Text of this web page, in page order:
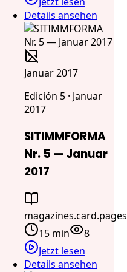
Details ansehen
Januar 2017
Edición 5 · Januar
2017
SITIMMFORMA
Nr. 5 — Januar
2017
magazines.card.pages
15 min
8
Jetzt lesen
Details ansehen